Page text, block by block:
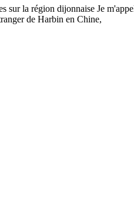
sur la région dijonnaise Je
de Harbin en Chine,